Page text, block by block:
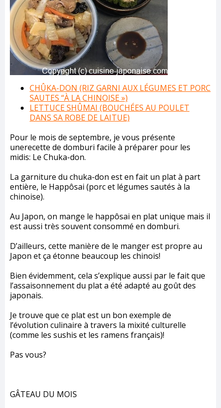
CHÛKA-DON (RIZ GARNI AUX LÉGUMES ET PORC
SAUTES “À LA CHINOISE »)
LETTUCE SHÛMAI (BOUCHÉES AU POULET
DANS SA ROBE DE LAITUE)
Pour le mois de septembre, je vous présente
unerecette de domburi facile à préparer pour les
midis: Le Chuka-don.
La garniture du chuka-don est en fait un plat à part
entière, le Happôsai (porc et légumes sautés à la
chinoise).
Au Japon, on mange le happôsai en plat unique mais il
est aussi très souvent consommé en domburi.
D’ailleurs, cette manière de le manger est propre au
Japon et ça étonne beaucoup les chinois!
Bien évidemment, cela s’explique aussi par le fait que
l’assaisonnement du plat a été adapté au goût des
japonais.
Je trouve que ce plat est un bon exemple de
l’évolution culinaire à travers la mixité culturelle
(comme les sushis et les ramens français)!
Pas vous?
GÂTEAU DU MOIS